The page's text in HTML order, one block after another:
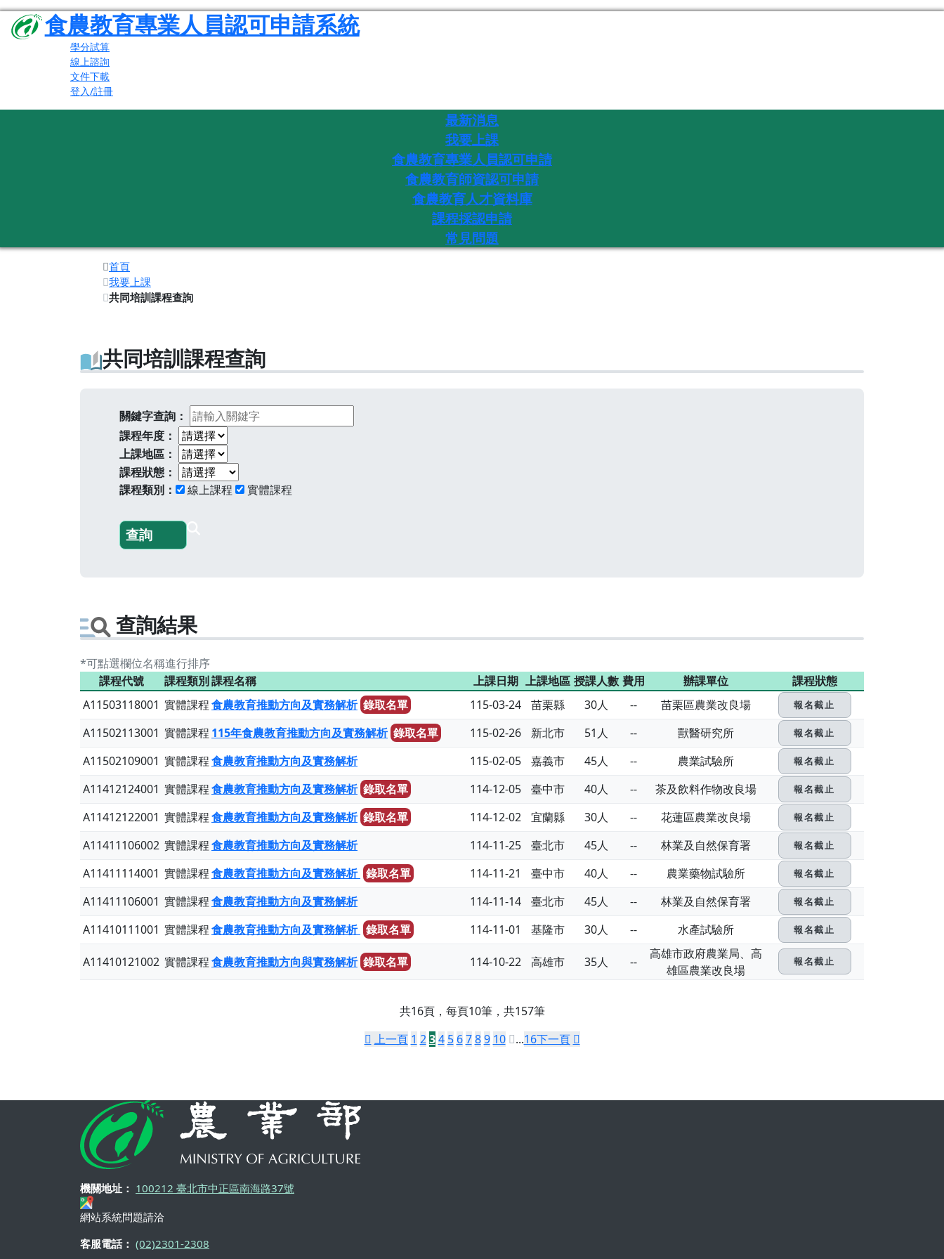
食農教育專業人員認可申請系統
學分試算
線上諮詢
文件下載
登入/註冊
最新消息
我要上課
食農教育專業人員認可申請
食農教育師資認可申請
食農教育人才資料庫
課程採認申請
常見問題
首頁
我要上課
共同培訓課程查詢
共同培訓課程查詢
關鍵字查詢：
課程年度：
上課地區：
課程狀態：
課程類別：
線上課程 實體課程
查詢結果
*可點選欄位名稱進行排序
課程代號
課程類別課程名稱 上課日期 上課地區 授課人數 費用 辦課單位
課程狀態
A11503118001 實體課程食農教育推動方向及實務解析 錄取名單 115-03-24 苗栗縣 30人 -- 苗栗區農業改良場 報名截止
A11502113001 實體課程 115年食農教育推動方向及實務解析 錄取名單 115-02-26 新北市 51人 -- 獸醫研究所 報名截止
A11502109001 實體課程食農教育推動方向及實務解析 115-02-05 嘉義市 45人 -- 農業試驗所 報名截止
A11412124001 實體課程食農教育推動方向及實務解析 錄取名單 114-12-05 臺中市 40人 -- 茶及飲料作物改良場 報名截止
A11412122001 實體課程食農教育推動方向及實務解析 錄取名單 114-12-02 宜蘭縣 30人 -- 花蓮區農業改良場 報名截止
A11411106002 實體課程食農教育推動方向及實務解析 114-11-25 臺北市 45人 -- 林業及自然保育署 報名截止
A11411114001 實體課程食農教育推動方向及實務解析 錄取名單 114-11-21 臺中市 40人 -- 農業藥物試驗所 報名截止
A11411106001 實體課程食農教育推動方向及實務解析 114-11-14 臺北市 45人 -- 林業及自然保育署 報名截止
A11410111001 實體課程食農教育推動方向及實務解析 錄取名單 114-11-01 基隆市 30人 -- 水產試驗所 報名截止
A11410121002 實體課程食農教育推動方向與實務解析 錄取名單 114-10-22 高雄市 35人 --
高雄市政府農業局、高
雄區農業改良場
報名截止
共16頁，每頁10筆，共157筆
上一頁 1 2 3 4 5 6 7 8 9 10 ...16下一頁
機關地址： 100212 臺北市中正區南海路37號
網站系統問題請洽
客服電話： (02)2301-2308